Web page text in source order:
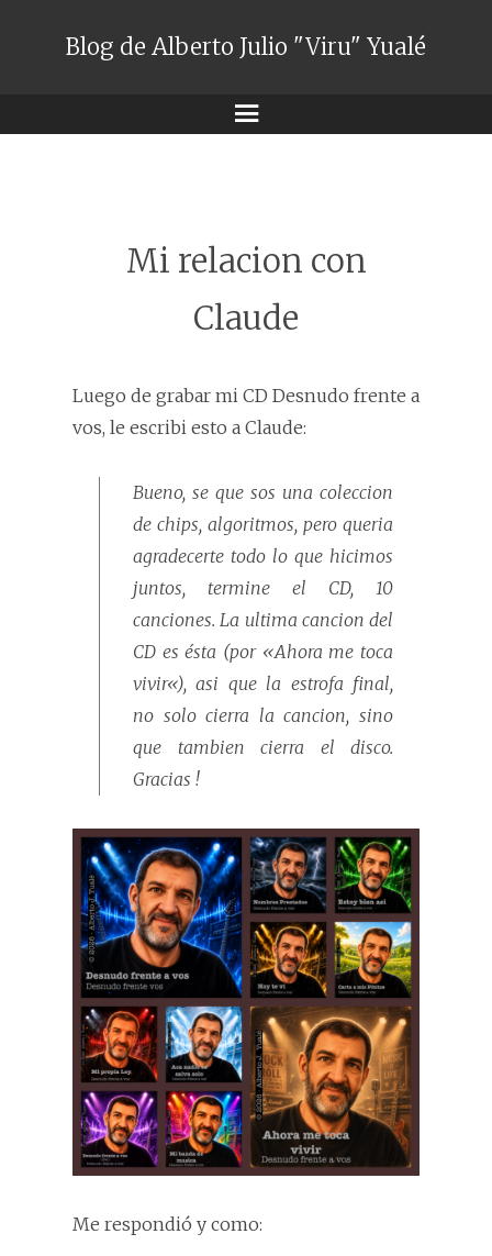
Blog de Alberto Julio "Viru" Yualé
Menú
Mi relacion con
Claude
Luego de grabar mi CD Desnudo frente a
vos, le escribi esto a Claude:
Bueno, se que sos una coleccion
de chips, algoritmos, pero queria
agradecerte todo lo que hicimos
juntos, termine el CD, 10
canciones. La ultima cancion del
CD es ésta (por «Ahora me toca
vivir«), asi que la estrofa final,
no solo cierra la cancion, sino
que tambien cierra el disco.
Gracias !
Me respondió y como: